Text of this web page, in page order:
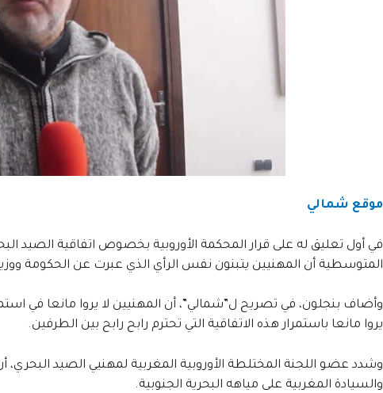
موقع شمالي
في أول تعليق له على قرار المحكمة الأوروبية بخصوص اتفاقية الصيد
المتوسطية أن المهنيين يتبنون نفس الرأي الذي عبرت عن الحكومة
وأضاف بنجلون، في تصريح ل”شمالي”، أن المهنيين لا يروا مانعا في
يروا مانعا باستمرار هذه الاتفاقية التي تحترم رابح رابح بين الطرفين.
وشدد عضو اللجنة المختلطة الأوروبية المغربية لمهنيي الصيد
والسيادة المغربية على مياهه البحرية الجنوبية.